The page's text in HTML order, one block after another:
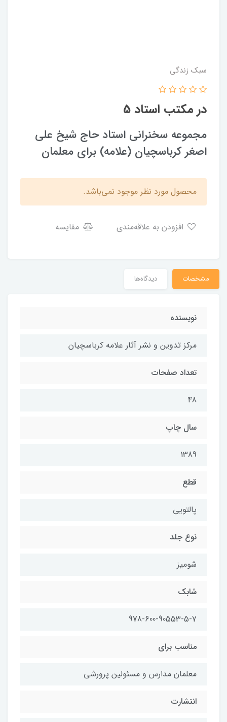
سبک زندگی
در مکتب استاد 5
مجموعه سخنرانی استاد حاج شيخ علی
اصغر كرباسچيان (علامه) برای معلمان
محصول مورد نظر موجود نمی‌باشد.
مقایسه
مشخصات دیدگاه‌ها
نویسنده
مركز تدوين و نشر آثار علامه كرباسچيان
تعداد صفحات
48
سال چاپ
1389
قطع
پالتويي
نوع جلد
شوميز
شابك
978-600-90553-5-7
مناسب براي
معلمان مدارس و مسئولين پرورشي
انتشارت